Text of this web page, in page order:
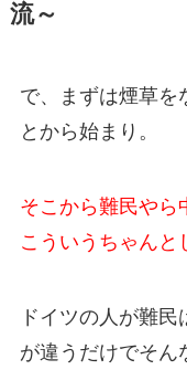
流～
で、まずは煙草を
とから始まり。
そこから難民やら
こういうちゃんと
ドイツの人が難
が違うだけでそん